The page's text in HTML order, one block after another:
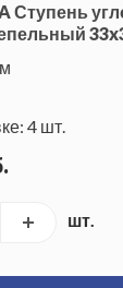
Ступень
4 шт.
шт.